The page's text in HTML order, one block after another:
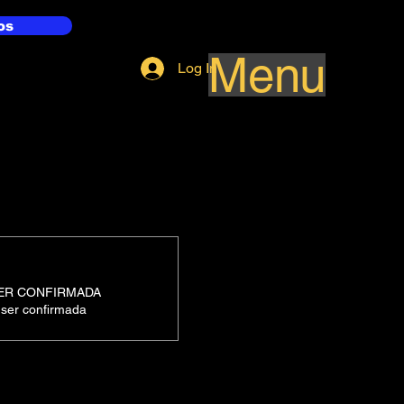
Menu
Log In
CONFIRMADA
confirmada